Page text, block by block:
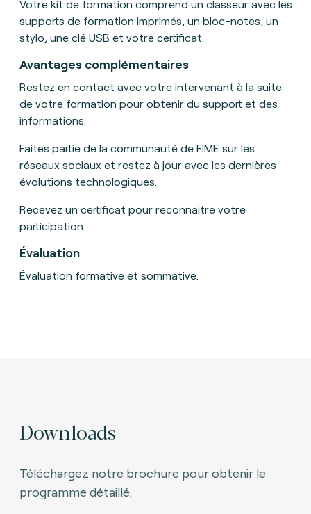
Votre kit de formation comprend un classeur avec les
supports de formation imprimés, un bloc-notes, un
stylo, une clé USB et votre certificat.
Avantages complémentaires
Restez en contact avec votre intervenant à la suite
de votre formation pour obtenir du support et des
informations.
Faites partie de la communauté de FIME sur les
réseaux sociaux et restez à jour avec les dernières
évolutions technologiques.
Recevez un certificat pour reconnaitre votre
participation.
Évaluation
Évaluation formative et sommative.
Downloads
Téléchargez notre brochure pour obtenir le
programme détaillé.